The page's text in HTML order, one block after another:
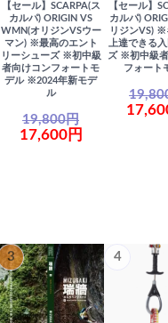
【セール】SCARPA(ス
カルパ) ORIGIN VS
WMN(オリジンVSウー
マン) ※最高のエント
リーシューズ ※初中級
者向けコンフォートモ
デル ※2024年新モデ
ル
19,800円
17,600円
【セール】
カルパ)
リジンVS) ※
上達できる
ズ ※初中級
フォート
3 4